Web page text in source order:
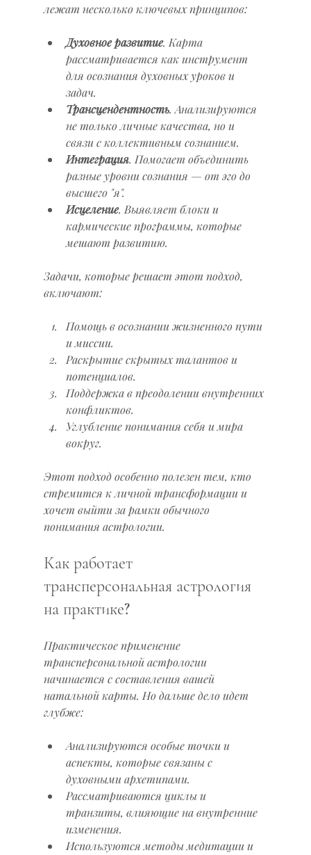
лежат несколько ключевых принципов:
Духовное развитие. Карта
рассматривается как инструмент
для осознания духовных уроков и
задач.
Трансцендентность. Анализируются
не только личные качества, но и
связи с коллективным сознанием.
Интеграция. Помогает объединить
разные уровни сознания — от эго до
высшего "я".
Исцеление. Выявляет блоки и
кармические программы, которые
мешают развитию.
Задачи, которые решает этот подход,
включают:
Помощь в осознании жизненного пути
и миссии.
Раскрытие скрытых талантов и
потенциалов.
Поддержка в преодолении внутренних
конфликтов.
Углубление понимания себя и мира
вокруг.
Этот подход особенно полезен тем, кто
стремится к личной трансформации и
хочет выйти за рамки обычного
понимания астрологии.
Как работает
трансперсональная астрология
на практике?
Практическое применение
трансперсональной астрологии
начинается с составления вашей
натальной карты. Но дальше дело идет
глубже:
Анализируются особые точки и
аспекты, которые связаны с
духовными архетипами.
Рассматриваются циклы и
транзиты, влияющие на внутренние
изменения.
Используются методы медитации и